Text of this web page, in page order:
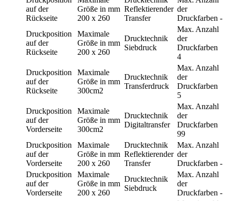
auf der
Rückseite
Größe in mm
200 x 260
Reflektierender
Transfer
der
Druckfarben -
Druckposition
auf der
Rückseite
Maximale
Größe in mm
200 x 260
Drucktechnik
Siebdruck
Max. Anzahl
der
Druckfarben
4
Druckposition
auf der
Rückseite
Maximale
Größe in mm
300cm2
Drucktechnik
Transferdruck
Max. Anzahl
der
Druckfarben
5
Druckposition
auf der
Vorderseite
Maximale
Größe in mm
300cm2
Drucktechnik
Digitaltransfer
Max. Anzahl
der
Druckfarben
99
Druckposition
auf der
Vorderseite
Maximale
Größe in mm
200 x 260
Drucktechnik
Reflektierender
Transfer
Max. Anzahl
der
Druckfarben -
Druckposition
auf der
Vorderseite
Maximale
Größe in mm
200 x 260
Drucktechnik
Siebdruck
Max. Anzahl
der
Druckfarben -